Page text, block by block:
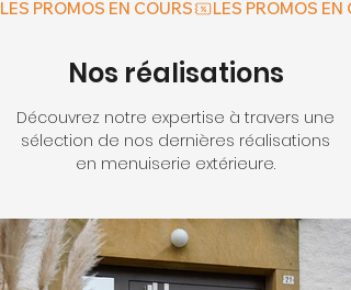
LES PROMOS EN COURS
Nos réalisations
Découvrez notre expertise à travers une
sélection de nos dernières réalisations
en menuiserie extérieure.